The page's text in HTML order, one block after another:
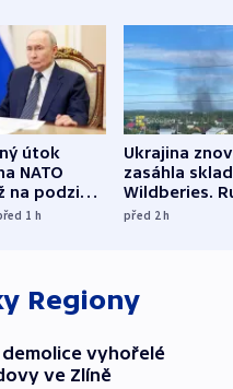
útok
NATO
na podzim,
služby
1 h
Ukrajina
zasáhla
Wildberies.
útočili v
před 2h
Regiony
demolice vyhořelé
ve Zlíně